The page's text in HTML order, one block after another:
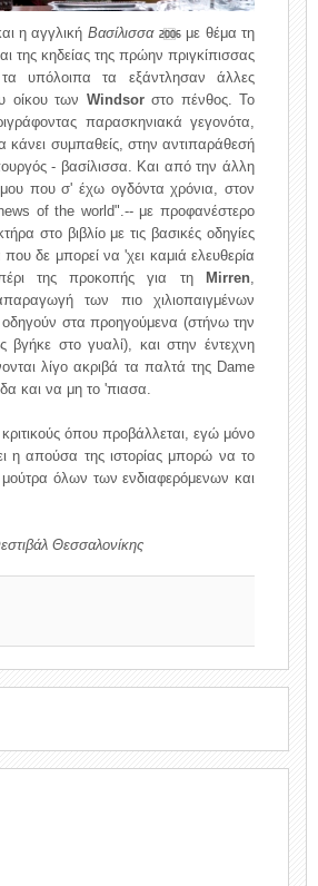
η αγγλική Βασίλισσα 2006 με θέμα τη
της κηδείας της πρώην πριγκίπισσας
υπόλοιπα τα εξάντλησαν άλλες
οίκου των Windsorστο πένθος. Το
παρασκηνιακά γεγονότα,
κάνει συμπαθείς, στην αντιπαράθεσή
- βασίλισσα. Και από την άλλη
μου που σ' έχω ογδόντα χρόνια, στον
of the world".-- με προφανέστερο
στο βιβλίο με τις βασικές οδηγίες
δε μπορεί να 'χει καμιά ελευθερία
της προκοπής για τη
Mirren,
των πιο χιλιοπαιγμένων
στα προηγούμενα (στήνω την
στο γυαλί), και στην έντεχνη
λίγο ακριβά τα παλτά της Dame
και να μη το 'πιασα.
όπου προβάλλεται, εγώ μόνο
η απούσα της ιστορίας μπορώ να το
όλων των ενδιαφερόμενων και
Θεσσαλονίκης